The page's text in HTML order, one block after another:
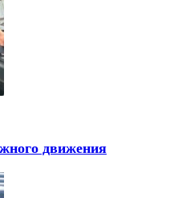
движения